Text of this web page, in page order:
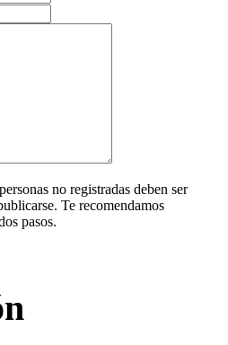
no registradas deben ser
Te recomendamos
pasos.